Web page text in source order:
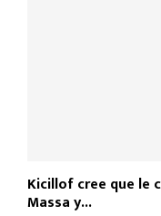
Kicillof cree que le
Massa y...